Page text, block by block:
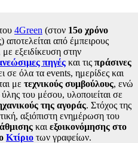
4Green (στον 15ο χρόνο
αποτελείται από έμπειρους
εξειδίκευση στην
πηγές και τις πράσινες
σε όλα τα events, ημερίδες και
με τεχνικούς συμβούλους, ενώ
του μέσου, υλοποιείται σε
της αγοράς. Στόχος της
αξιόπιστη ενημέρωση του
και εξοικονόμησης στο
Κτίριο των γραφείων.